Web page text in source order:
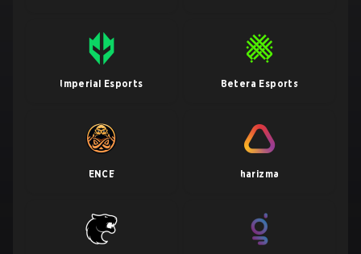
Imperial Esports Betera Esports
ENCE harizma